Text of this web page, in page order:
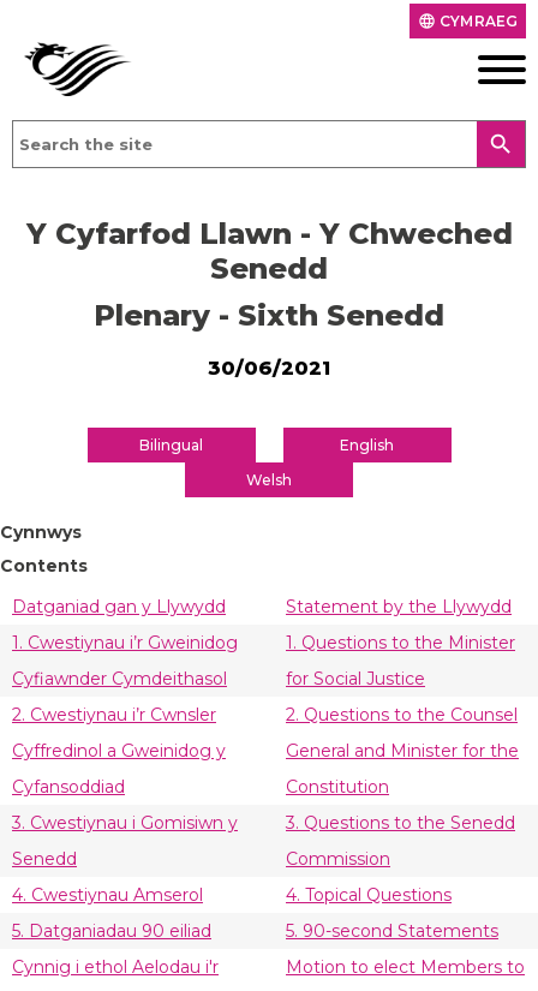
language CYMRAEG
search
Y Cyfarfod Llawn - Y Chweched
Senedd
Plenary - Sixth Senedd
30/06/2021
Bilingual
English
Welsh
Cynnwys
Contents
Datganiad gan y Llywydd
Statement by the Llywydd
1. Cwestiynau i’r Gweinidog
Cyfiawnder Cymdeithasol
1. Questions to the Minister
for Social Justice
2. Cwestiynau i’r Cwnsler
Cyffredinol a Gweinidog y
Cyfansoddiad
2. Questions to the Counsel
General and Minister for the
Constitution
3. Cwestiynau i Gomisiwn y
Senedd
3. Questions to the Senedd
Commission
4. Cwestiynau Amserol
4. Topical Questions
5. Datganiadau 90 eiliad
5. 90-second Statements
Cynnig i ethol Aelodau i'r
Motion to elect Members to